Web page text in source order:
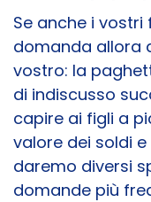
Se anche i
domanda allora
vostro: la
di indiscusso
capire ai figli a
valore dei soldi
daremo diversi
domande più